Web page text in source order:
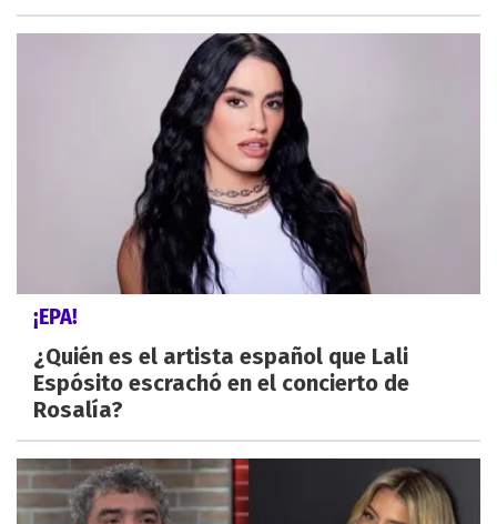
¡EPA!
¿Quién es el artista español que Lali
Espósito escrachó en el concierto de
Rosalía?